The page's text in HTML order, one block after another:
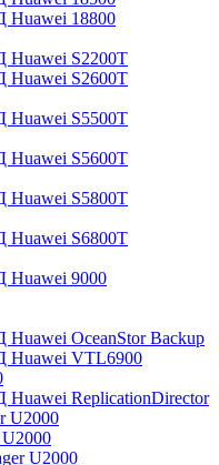
Huawei 18800
Huawei S2200T
Huawei S2600T
Huawei S5500T
Huawei S5600T
Huawei S5800T
Huawei S6800T
Huawei 9000
OceanStor Backup
Huawei VTL6900
Huawei ReplicationDirector
U2000
U2000